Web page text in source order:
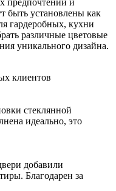
быть установлены как
гардеробных, кухни
различные цветовые
уникального дизайна.
клиентов
стеклянной
идеально, это
добавили
Благодарен за